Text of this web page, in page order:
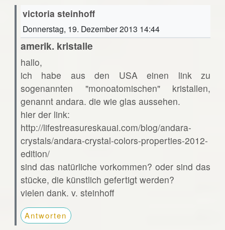
victoria steinhoff
Donnerstag, 19. Dezember 2013 14:44
amerik. kristalle
hallo,
ich habe aus den USA einen link zu
sogenannten "monoatomischen" kristallen,
genannt andara. die wie glas aussehen.
hier der link:
http://lifestreasureskauai.com/blog/andara-
crystals/andara-crystal-colors-properties-2012-
edition/
sind das natürliche vorkommen? oder sind das
stücke, die künstlich gefertigt werden?
vielen dank. v. steinhoff
Antworten